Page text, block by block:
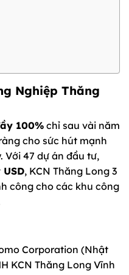
Nghiệp Thăng
100% chỉ sau vài năm
cho sức hút mạnh
Với 47 dự án đầu tư,
USD, KCN Thăng Long 3
công cho các khu công
Corporation (Nhật
KCN Thăng Long Vĩnh